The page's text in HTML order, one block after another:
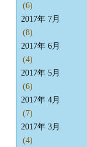
(6)
2017年 7月
(8)
2017年 6月
(4)
2017年 5月
(6)
2017年 4月
(7)
2017年 3月
(4)